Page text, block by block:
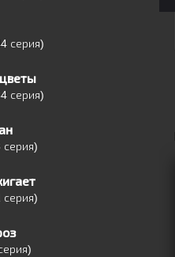
серия)
серия)
серия)
серия)